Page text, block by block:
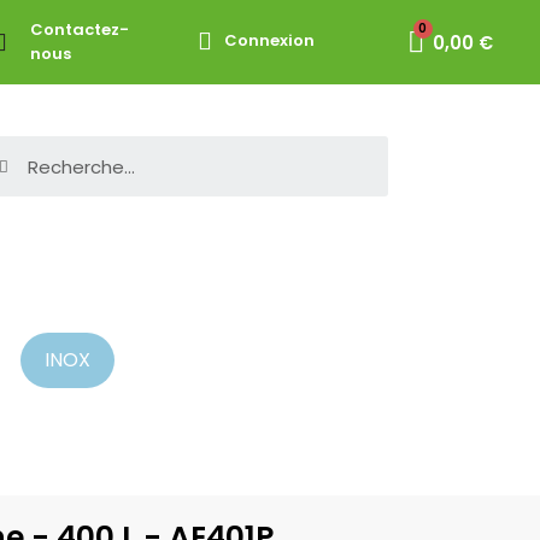
Contactez-
nous
Connexion 0,00 €
INOX